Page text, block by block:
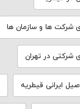
شرکت ها و سازمان ها
شرکتی در تهران
ایرانی قیطریه